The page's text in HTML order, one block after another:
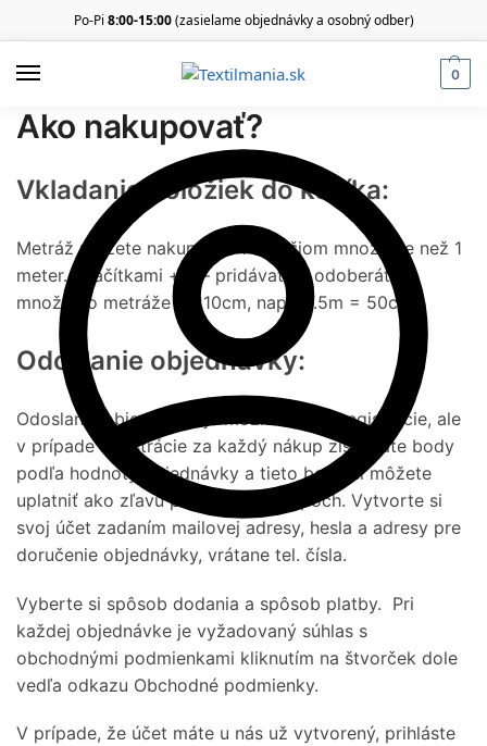
Po-Pi 8:00-15:00(zasielame objednávky a osobný odber)
0
Ako nakupovať?
Vkladanie položiek do košíka:
Metráž môžete nakupovať v menšiom množstve než 1
meter. Tlačítkami + a – pridávate a odoberáte
množstvo metráže po 10cm, napr. 0.5m = 50cm.
Odoslanie objednávky:
Odoslanie objednávky je možné aj bez registrácie, ale
v prípade registrácie za každý nákup získavate body
podľa hodnoty objednávky a tieto body si môžete
uplatniť ako zľavu pri ďalších nákupoch. Vytvorte si
svoj účet zadaním mailovej adresy, hesla a adresy pre
doručenie objednávky, vrátane tel. čísla.
Vyberte si spôsob dodania a spôsob platby. Pri
každej objednávke je vyžadovaný súhlas s
obchodnými podmienkami kliknutím na štvorček dole
vedľa odkazu Obchodné podmienky.
V prípade, že účet máte u nás už vytvorený, prihláste